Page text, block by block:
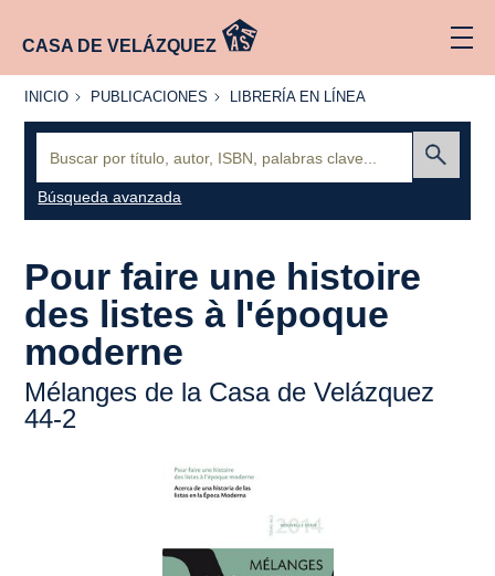
CASA DE VELÁZQUEZ
INICIO
INICIO PUBLICACIONES
PUBLICACIONES
LIBRERÍA
LÍNEA
LIBRERÍA EN LÍNEA
Búsqueda avanzada
Pour faire une histoire
des listes à l'époque
moderne
Mélanges de la Casa de Velázquez
44-2